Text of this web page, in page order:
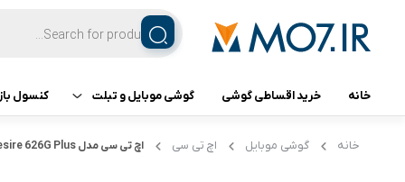
خانه خرید اقساطی گوشی گوشی موبایل و تبلت
تبلت
کنسول
کنسول خانه گوشی موبایل اچ تی سی اچ تی سی مدل Desire 626G Plus